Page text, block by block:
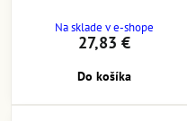
Na sklade v e-shope
27,83 €
Do košíka